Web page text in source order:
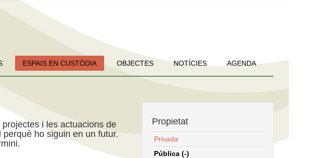
ESPAIS EN CUSTÒDIA OBJECTES NOTÍCIES AGENDA
i les actuacions de
ho siguin en un futur.
Propietat
Privada
Pública (-)